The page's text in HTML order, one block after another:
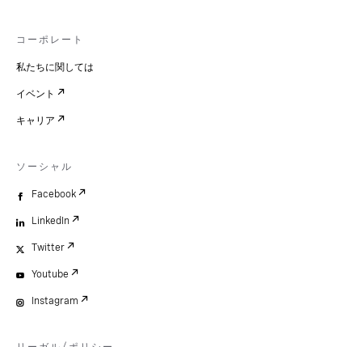
コーポレート
私たちに関しては
イベント
キャリア
ソーシャル
Facebook
LinkedIn
Twitter
Youtube
Instagram